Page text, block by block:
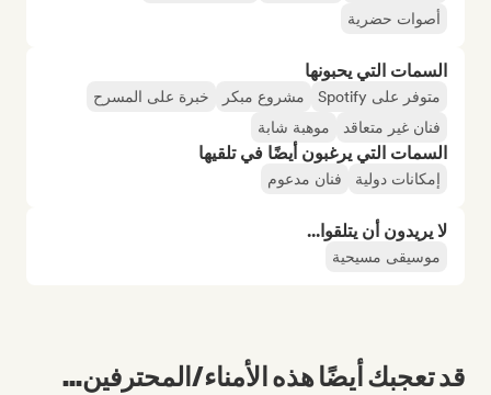
أصوات حضرية
السمات التي يحبونها
متوفر على Spotify مشروع مبكر
خبرة على المسرح
فنان غير متعاقد
موهبة شابة
السمات التي يرغبون أيضًا في تلقيها
إمكانات دولية فنان مدعوم
لا يريدون أن يتلقوا...
موسيقى مسيحية
قد تعجبك أيضًا هذه الأمناء/المحترفين...